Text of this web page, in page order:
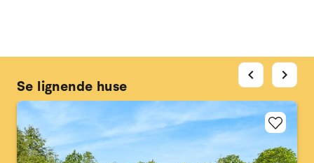
Se lignende huse
chevron_left chevron_right